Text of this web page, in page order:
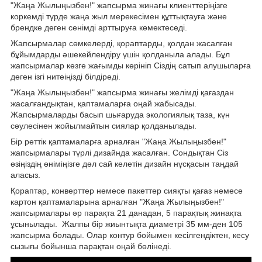
"Жаңа Жылыңызбен!" жапсырма жинағы клиенттеріңізге
коркемді түрде жаңа жыл мерекесімен құттықтауға және
брендке деген сенімді арттыруға көмектеседі.
Жапсырмалар сөмкелерді, қораптарды, қолдан жасалған
бұйымдарды әшекейлендіру үшін қолданыла алады. Бұл
жапсырмалар көзге жағымды көрініп Сіздің сатып алушыларға
деген ізгі нитеіңізді білдіреді.
"Жаңа Жылыңызбен!" жапсырма жинағы желімді қағаздан
жасалғандықтан, қаптамаларға оңай жабысады.
Жапсырмаларды басып шығаруда экологиялық таза, күн
сәулесінен жойылмайтын сиялар қолданылады.
Бір реттік қаптамаларға арналған "Жаңа Жылыңызбен!"
жапсырмалары түрлі дизайнда жасалған. Сондықтан Сіз
өзіңіздің өніміңізге дәл сай келетін дизайн нұсқасын таңдай
аласыз.
Қораптар, конверттер немесе пакеттер сияқты қағаз немесе
картон қаптамаларына арналған "Жаңа Жылыңызбен!"
жапсырмалары әр парақта 21 данадан, 5 парақтық жинақта
ұсынылады. Жалпы бір жиынтықта диаметрі 35 мм-ден 105
жапсырма болады. Олар контур бойымен кесілгендіктен, кесу
сызығы бойынша парақтан оңай бөлінеді.